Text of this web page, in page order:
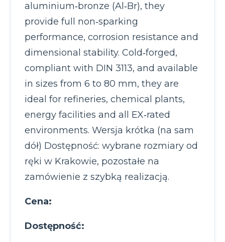
aluminium‑bronze (Al‑Br), they
provide full non‑sparking
performance, corrosion resistance and
dimensional stability. Cold‑forged,
compliant with DIN 3113, and available
in sizes from 6 to 80 mm, they are
ideal for refineries, chemical plants,
energy facilities and all EX‑rated
environments. Wersja krótka (na sam
dół) Dostępność: wybrane rozmiary od
ręki w Krakowie, pozostałe na
zamówienie z szybką realizacją.
Cena:
Dostępność: